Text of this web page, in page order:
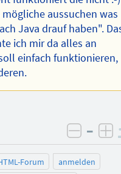
aussuchen was
Java drauf haben".
ich mir da alles an
einfach funktionieren,
–
Forum
anmelden